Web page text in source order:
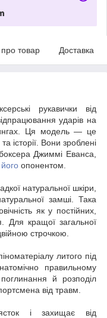
про товар Доставка
рукавички від
ударів на
Ця модель — це
історії. Вони зроблені
Джиммі Еванса,
його опонентом.
натуральної шкіри,
замші. Така
як у постійних,
Для кращої загальної
строчкою.
литого під
правильному
й розподіл
від травм.
і захищає від